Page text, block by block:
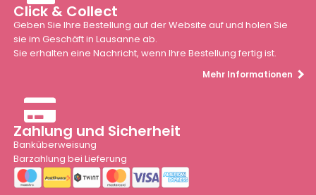
Click & Collect
Geben Sie Ihre Bestellung auf der Website auf und holen Sie
sie im Geschäft in Lausanne ab.
Sie erhalten eine Nachricht, wenn Ihre Bestellung fertig ist.
Mehr Informationen
Zahlung und Sicherheit
Banküberweisung
Barzahlung bei Lieferung